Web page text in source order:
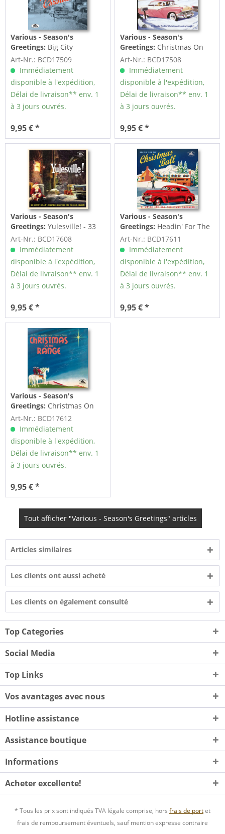
Various - Season's
Greetings: Big City
Christmas - 30 Groovin' And
Croonin'...
Art-Nr.: BCD17509
Immédiatement
disponible à l'expédition,
Délai de livraison** env. 1
à 3 jours ouvrés.
9,95 € *
Various - Season's
Greetings: Christmas On
The Countryside - 27 Honky
Tonkin'...
Art-Nr.: BCD17508
Immédiatement
disponible à l'expédition,
Délai de livraison** env. 1
à 3 jours ouvrés.
9,95 € *
Various - Season's
Greetings:Yulesville! - 33
Rockin' Rollin' Christmas...
Art-Nr.: BCD17608
Immédiatement
disponible à l'expédition,
Délai de livraison** env. 1
à 3 jours ouvrés.
9,95 € *
Various - Season's
Greetings: Headin' For The
Christmas Ball (CD)
Art-Nr.: BCD17611
Immédiatement
disponible à l'expédition,
Délai de livraison** env. 1
à 3 jours ouvrés.
9,95 € *
Various - Season's
Greetings: Christmas On
The Range - 26 Festive
and...
Art-Nr.: BCD17612
Immédiatement
disponible à l'expédition,
Délai de livraison** env. 1
à 3 jours ouvrés.
9,95 € *
Tout afficher "Various - Season's Greetings" articles
Articles similaires
Les clients ont aussi acheté
Les clients on également consulté
Top Categories
Social Media
Top Links
Vos avantages avec nous
Hotline assistance
Assistance boutique
Informations
Acheter excellente!
* Tous les prix sont indiqués TVA légale comprise, hors frais de portet
frais de remboursement éventuels, sauf mention expresse contraire